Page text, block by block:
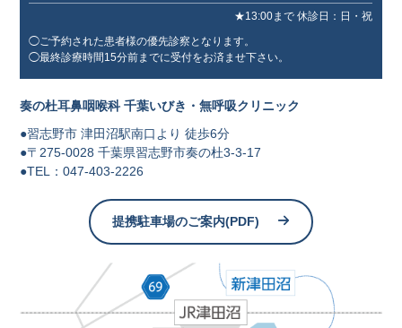
★13:00まで 休診⽇：⽇・祝
◯ご予約された患者様の優先診察となります。
◯最終診療時間15分前までに受付をお済ませ下さい。
奏の杜耳鼻咽喉科 千葉いびき・無呼吸クリニック
●習志野市 津⽥沼駅南⼝より 徒歩6分
●〒275-0028 千葉県習志野市奏の杜3-3-17
●TEL：047-403-2226
提携駐車場のご案内(PDF)